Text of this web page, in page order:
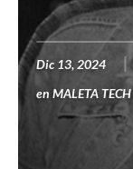
Dic 13, 2024
en MALETA TECH